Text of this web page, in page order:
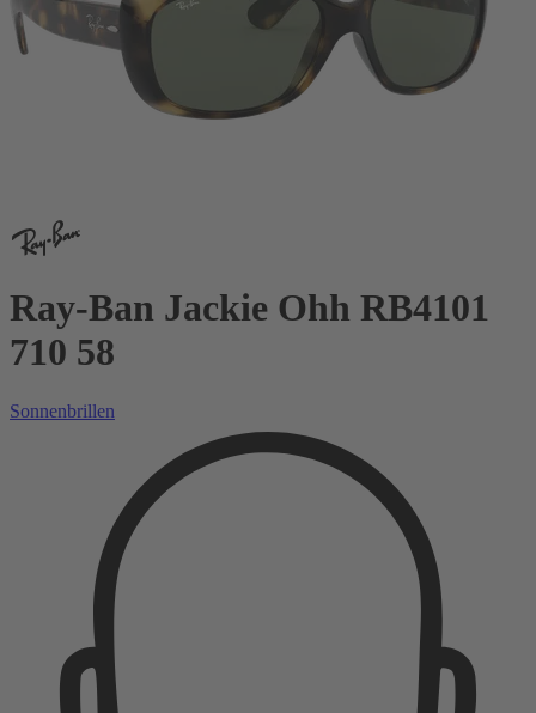
Ray-Ban Jackie Ohh RB4101
710 58
Sonnenbrillen